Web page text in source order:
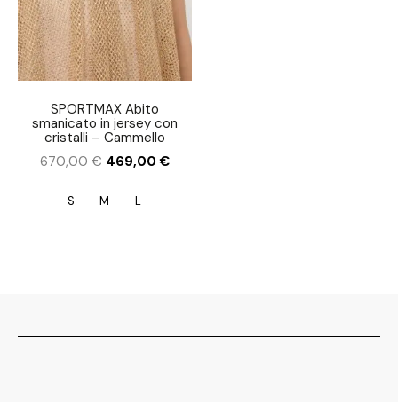
SPORTMAX Abito
smanicato in jersey con
cristalli – Cammello
670,00€ 469,00€
S M L